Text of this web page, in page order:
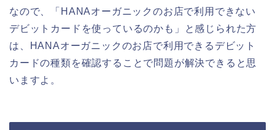
なので、「HANAオーガニックのお店で利用できない
デビットカードを使っているのかも」と感じられた方
は、HANAオーガニックのお店で利用できるデビット
カードの種類を確認することで問題が解決できると思
いますよ。